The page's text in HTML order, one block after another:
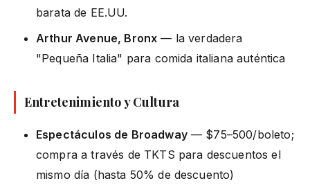
barata de EE.UU.
Arthur Avenue, Bronx — la verdadera
"Pequeña Italia" para comida italiana auténtica
Entretenimiento y Cultura
Espectáculos de Broadway— $75–500/boleto;
compra a través de TKTS para descuentos el
mismo día (hasta 50% de descuento)